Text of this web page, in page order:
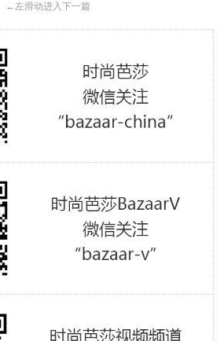
←左滑动进入下一篇